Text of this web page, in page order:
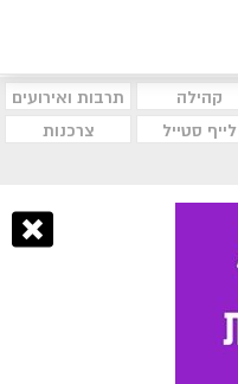
קהילה
תרבות ואירועים
לייף סטייל
צרכנות